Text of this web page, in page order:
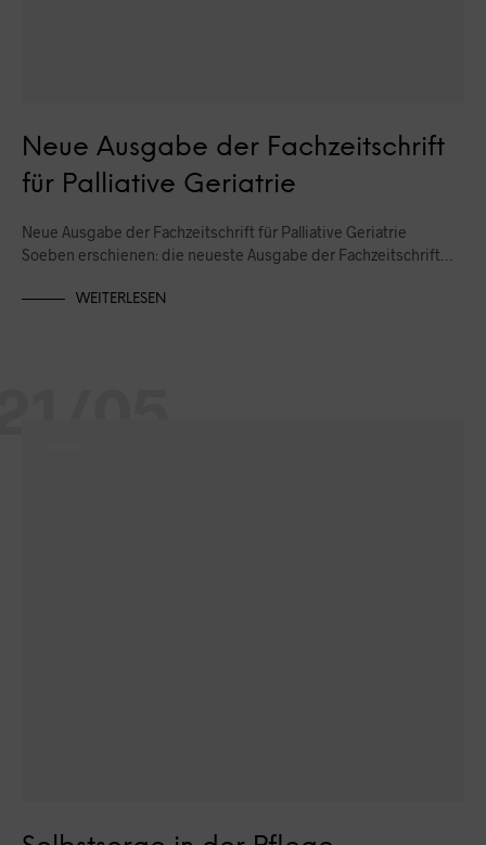
Neue Ausgabe der Fachzeitschrift
für Palliative Geriatrie
Neue Ausgabe der Fachzeitschrift für Palliative Geriatrie
Soeben erschienen: die neueste Ausgabe der Fachzeitschrift…
WEITERLESEN